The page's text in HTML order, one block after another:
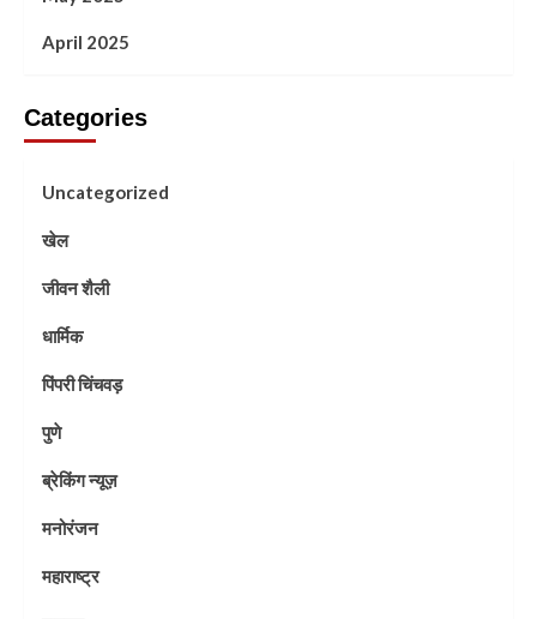
April 2025
Categories
Uncategorized
खेल
जीवन शैली
धार्मिक
पिंपरी चिंचवड़
पुणे
ब्रेकिंग न्यूज़
मनोरंजन
महाराष्ट्र